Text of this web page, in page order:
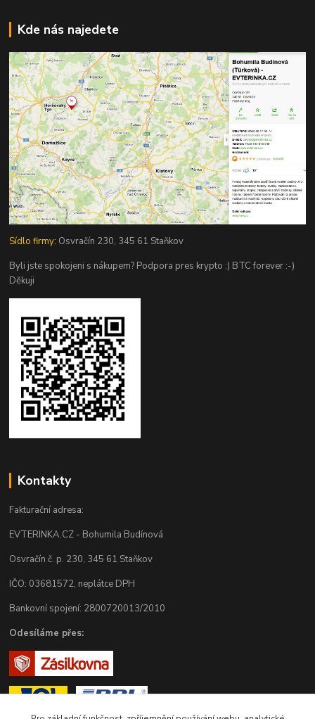
Kde nás najedete
Sídlo firmy: Osvračín 230, 345 61 Staňkov
Byli jste spokojeni s nákupem? Podpora pres krypto :) BTC forever :-)
Děkuji
Kontakty
Fakturační adresa:
EVTERINKA.CZ - Bohumila Budínová
Osvračín č. p. 230, 345 61 Staňkov
IČO: 03681572, neplátce DPH
Bankovní spojení: 2800720013/2010
Odesíláme přes: